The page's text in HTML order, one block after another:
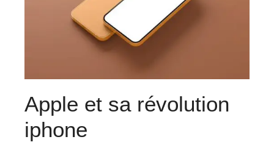
Apple et sa révolution
iphone